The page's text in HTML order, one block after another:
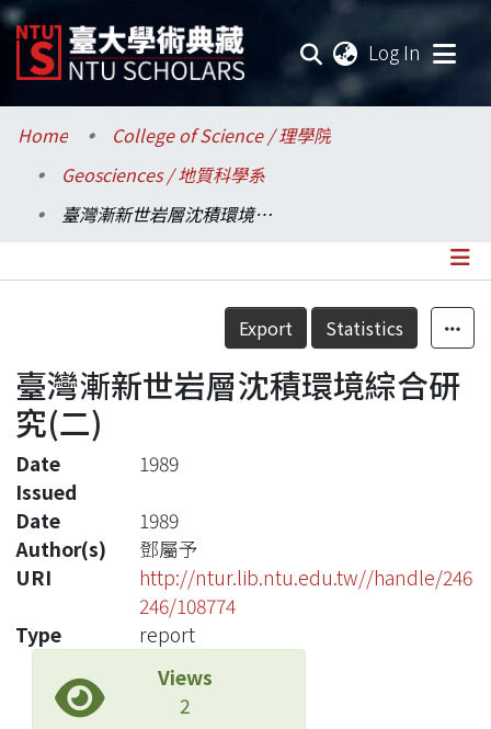
Log In
Communities & Collections
Research Outputs
Statistics
Home
College of Science / 理學院
Geosciences / 地質科學系
臺灣漸新世岩層沈積環境綜合研究(二)
Details
Export Statistics
臺灣漸新世岩層沈積環境綜合研
究(二)
Date
Issued
1989
Date
1989
Author(s)
鄧屬予
URI
http://ntur.lib.ntu.edu.tw//handle/246
246/108774
Type
report
Views
2